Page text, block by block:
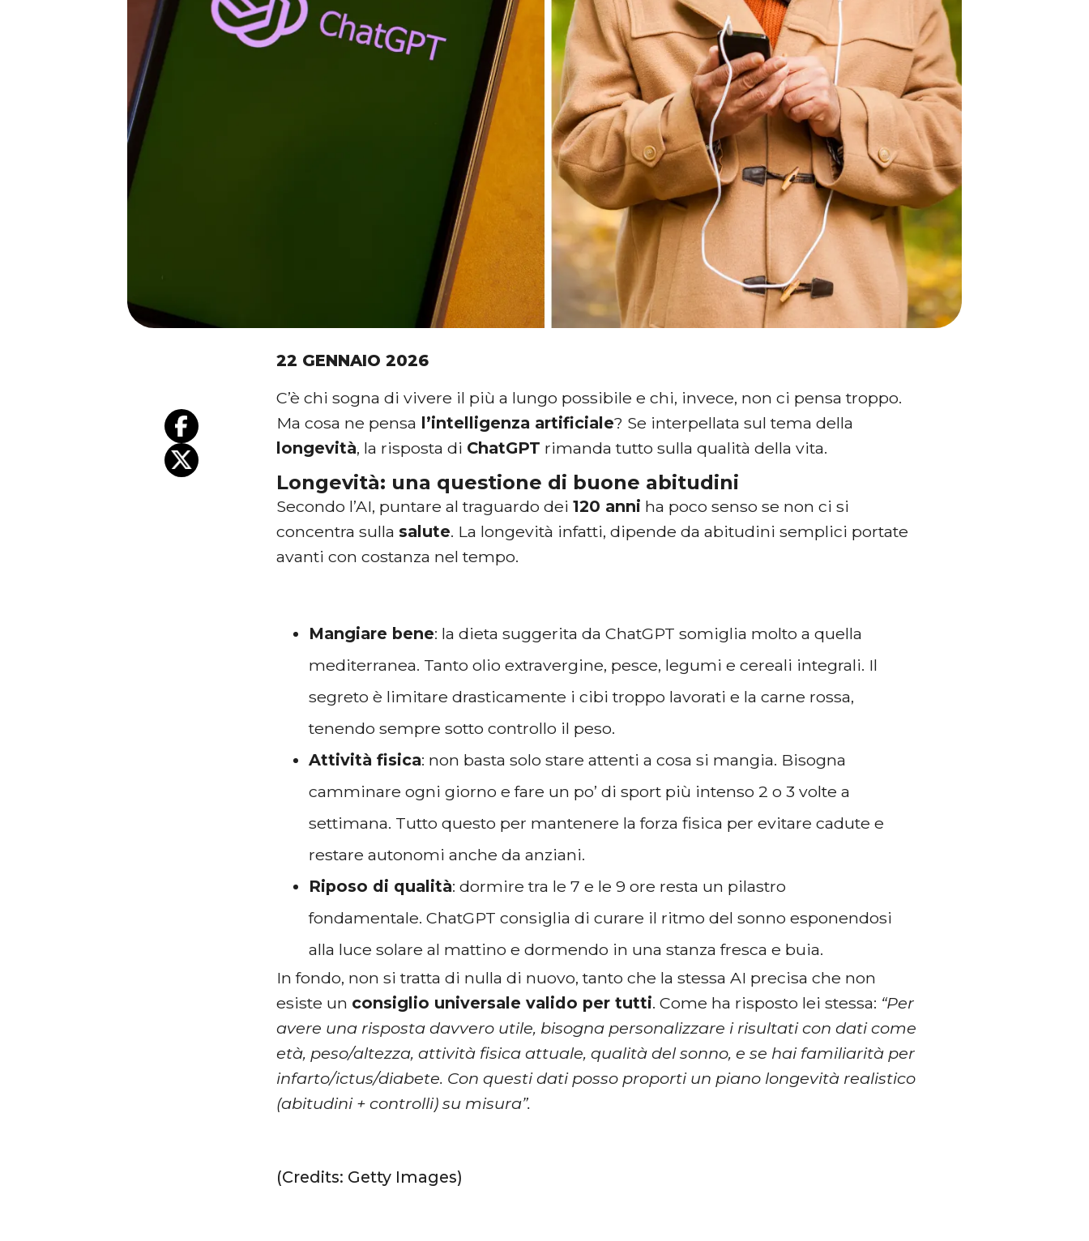
22 GENNAIO 2026
C’è chi sogna di vivere il più a lungo possibile e chi, invece, non ci pensa troppo.
Ma cosa ne pensa l’intelligenza artificiale? Se interpellata sul tema della
longevità, la risposta di ChatGPT rimanda tutto sulla qualità della vita.
Longevità: una questione di buone abitudini
Secondo l’AI, puntare al traguardo dei120 anni ha poco senso se non ci si
concentra sulla salute. La longevità infatti, dipende da abitudini semplici portate
avanti con costanza nel tempo.
Mangiare bene: la dieta suggerita da ChatGPT somiglia molto a quella
mediterranea. Tanto olio extravergine, pesce, legumi e cereali integrali. Il
segreto è limitare drasticamente i cibi troppo lavorati e la carne rossa,
tenendo sempre sotto controllo il peso.
Attività fisica: non basta solo stare attenti a cosa si mangia. Bisogna
camminare ogni giorno e fare un po’ di sport più intenso 2 o 3 volte a
settimana. Tutto questo per mantenere la forza fisica per evitare cadute e
restare autonomi anche da anziani.
Riposo di qualità: dormire tra le 7 e le 9 ore resta un pilastro
fondamentale. ChatGPT consiglia di curare il ritmo del sonno esponendosi
alla luce solare al mattino e dormendo in una stanza fresca e buia.
In fondo, non si tratta di nulla di nuovo, tanto che la stessa AI precisa che non
esiste un consiglio universale valido per tutti. Come ha risposto lei stessa: “Per
avere una risposta davvero utile, bisogna personalizzare i risultati con dati come
età, peso/altezza, attività fisica attuale, qualità del sonno, e se hai familiarità per
infarto/ictus/diabete. Con questi dati posso proporti un piano longevità realistico
(abitudini + controlli) su misura”.
(Credits: Getty Images)